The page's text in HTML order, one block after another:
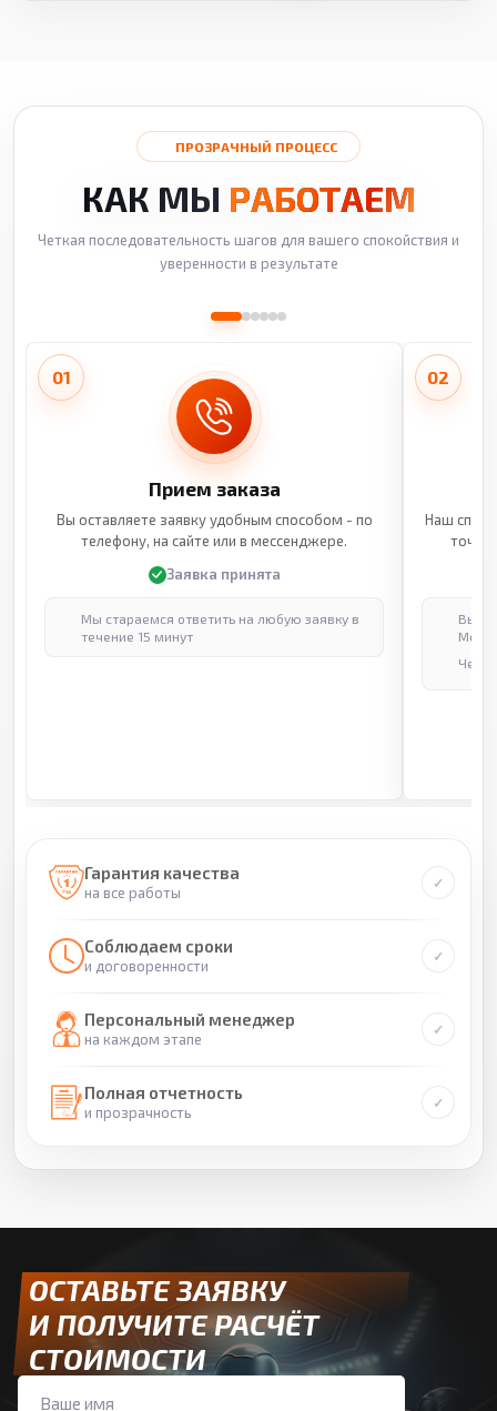
ПРОЗРАЧНЫЙ ПРОЦЕСС
КАК МЫ РАБОТАЕМ
Четкая последовательность шагов для вашего спокойствия и
уверенности в результате
01
Прием заказа
Вы оставляете заявку удобным способом - по
телефону, на сайте или в мессенджере.
Заявка принята
Мы стараемся ответить на любую заявку в
течение 15 минут
02
Наш
Гарантия качества
на все работы
Соблюдаем сроки
и договоренности
Персональный менеджер
на каждом этапе
Полная отчетность
и прозрачность
ОСТАВЬТЕ ЗАЯВКУ
И ПОЛУЧИТЕ РАСЧЁТ
СТОИМОСТИ